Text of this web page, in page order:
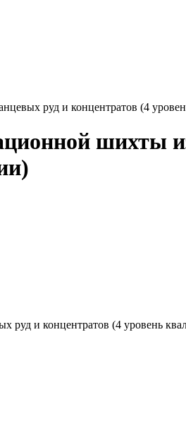
руд и концентратов (4
шихты
руд и концентратов (4 уровень